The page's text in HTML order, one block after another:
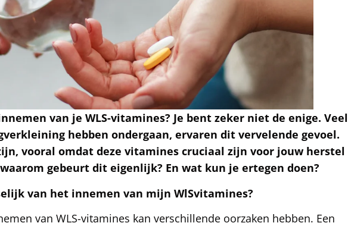
van je WLS-vitamines? Je bent zeker niet de enige. Veel
hebben ondergaan, ervaren dit vervelende gevoel.
vooral omdat deze vitamines cruciaal zijn voor jouw herstel
gebeurt dit eigenlijk? En wat kun je ertegen doen?
van het innemen van mijn WlSvitamines?
van WLS-vitamines kan verschillende oorzaken hebben. Een